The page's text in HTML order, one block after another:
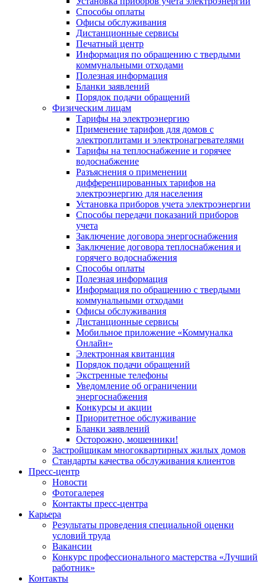
Способы оплаты
Офисы обслуживания
Дистанционные сервисы
Печатный центр
Информация по обращению с твердыми
коммунальными отходами
Полезная информация
Бланки заявлений
Порядок подачи обращений
Физическим лицам
Тарифы на электроэнергию
Применение тарифов для домов с
электроплитами и электронагревателями
Тарифы на теплоснабжение и горячее
водоснабжение
Разъяснения о применении
дифференцированных тарифов на
электроэнергию для населения
Установка приборов учета электроэнергии
Способы передачи показаний приборов
учета
Заключение договора энергоснабжения
Заключение договора теплоснабжения и
горячего водоснабжения
Способы оплаты
Полезная информация
Информация по обращению с твердыми
коммунальными отходами
Офисы обслуживания
Дистанционные сервисы
Мобильное приложение «Коммуналка
Онлайн»
Электронная квитанция
Порядок подачи обращений
Экстренные телефоны
Уведомление об ограничении
энергоснабжения
Конкурсы и акции
Приоритетное обслуживание
Бланки заявлений
Осторожно, мошенники!
Застройщикам многоквартирных жилых домов
Стандарты качества обслуживания клиентов
Пресс-центр
Новости
Фотогалерея
Контакты пресс-центра
Карьера
Результаты проведения специальной оценки
условий труда
Вакансии
Конкурс профессионального мастерства «Лучший
работник»
Контакты